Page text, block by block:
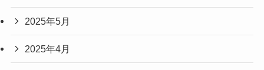
2025年5月
2025年4月